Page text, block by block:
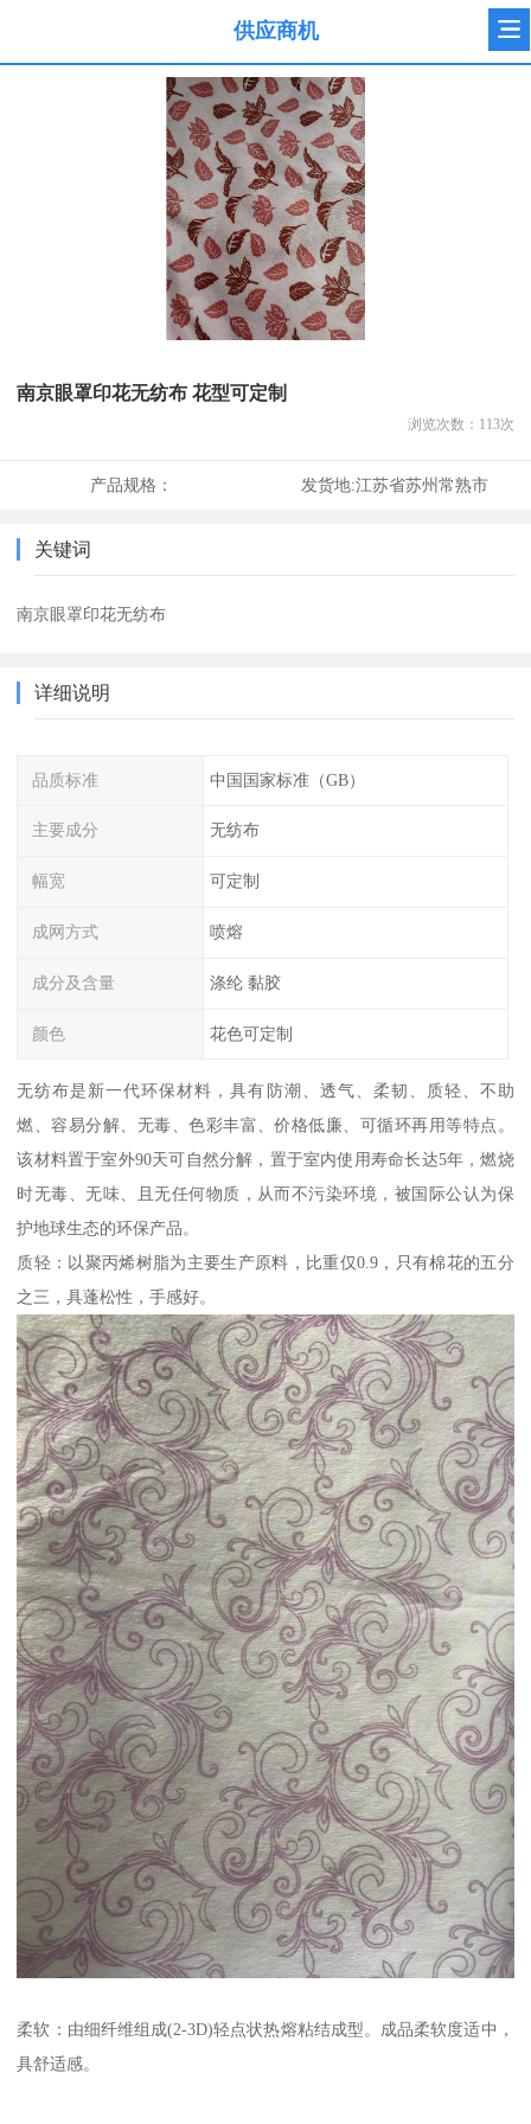
供应商机
南京眼罩印花无纺布 花型可定制
浏览次数： 113次
产品规格： 发货地:江苏省苏州常熟市
关键词
南京眼罩印花无纺布
详细说明
品质标准 中国国家标准（GB）
主要成分 无纺布
幅宽 可定制
成网方式 喷熔
成分及含量 涤纶 黏胶
颜色 花色可定制
无纺布是新一代环保材料，具有防潮、透气、柔韧、质轻、不助
燃、容易分解、无毒、色彩丰富、价格低廉、可循环再用等特点。
该材料置于室外90天可自然分解，置于室内使用寿命长达5年，燃烧
时无毒、无味、且无任何物质，从而不污染环境，被国际公认为保
护地球生态的环保产品。
质轻：以聚丙烯树脂为主要生产原料，比重仅0.9，只有棉花的五分
之三，具蓬松性，手感好。
柔软：由细纤维组成(2-3D)轻点状热熔粘结成型。成品柔软度适中，
具舒适感。